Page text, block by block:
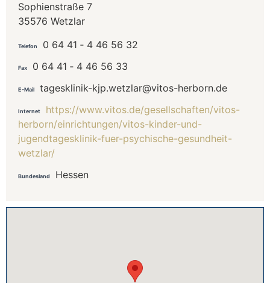
Sophienstraße 7
35576 Wetzlar
Telefon 0 64 41 ‐ 4 46 56 32
Fax 0 64 41 ‐ 4 46 56 33
E-Mail tagesklinik-kjp.wetzlar@vitos-herborn.de
Internet
https://www.vitos.de/gesellschaften/vitos-
herborn/einrichtungen/vitos-kinder-und-
jugendtagesklinik-fuer-psychische-gesundheit-
wetzlar/
Bundesland Hessen